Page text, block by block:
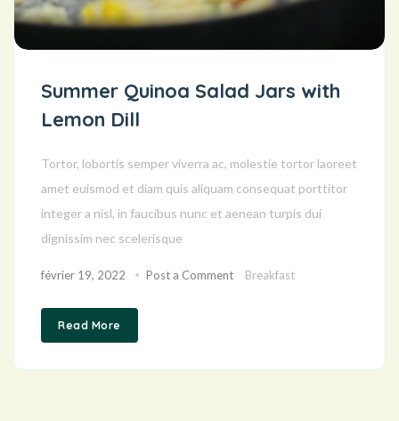
Summer Quinoa Salad Jars with
Lemon Dill
Tortor, lobortis semper viverra ac, molestie tortor laoreet
amet euismod et diam quis aliquam consequat porttitor
integer a nisl, in faucibus nunc et aenean turpis dui
dignissim nec scelerisque
février 19, 2022 Post a Comment Breakfast
Read More